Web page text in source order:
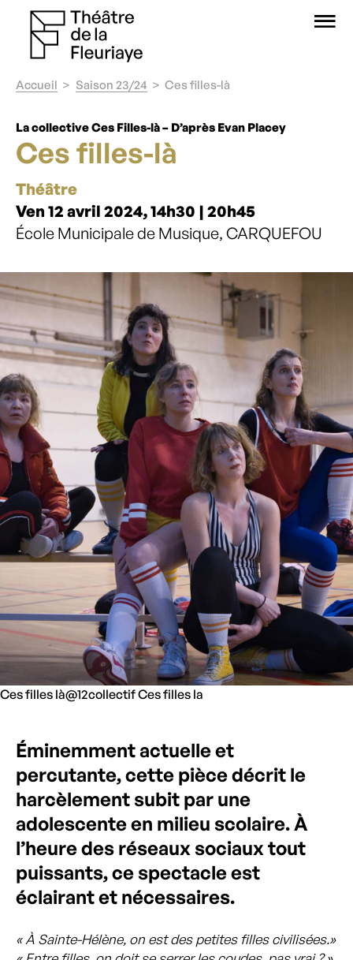
Accueil Saison 23/24 Ces filles-là
La collective Ces Filles-là – D’après Evan Placey
Ces filles-là
Théâtre
Ven 12 avril 2024, 14h30 | 20h45
École Municipale de Musique, CARQUEFOU
Ces filles là@12collectif Ces filles la
Éminemment actuelle et
percutante, cette pièce décrit le
harcèlement subit par une
adolescente en milieu scolaire. À
l’heure des réseaux sociaux tout
puissants, ce spectacle est
éclairant et nécessaires.
« À Sainte-Hélène, on est des petites filles civilisées.»